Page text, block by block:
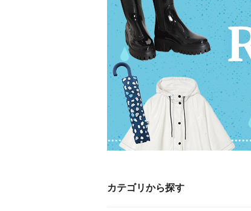
カテゴリから探す